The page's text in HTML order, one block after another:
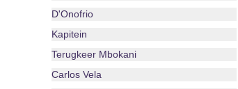
D'Onofrio
Kapitein
Terugkeer Mbokani
Carlos Vela